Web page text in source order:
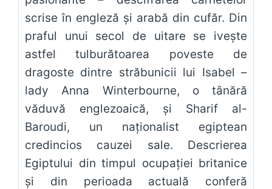
scrise în engleză şi arabă din cufăr. Din
praful unui secol de uitare se iveşte
astfel tulburătoarea poveste de
dragoste dintre străbunicii lui Isabel –
lady Anna Winterbourne, o tânără
văduvă englezoaică, şi Sharif al-
Baroudi, un naţionalist egiptean
credincios cauzei sale. Descrierea
Egiptului din timpul ocupaţiei britanice
şi din perioada actuală conferă